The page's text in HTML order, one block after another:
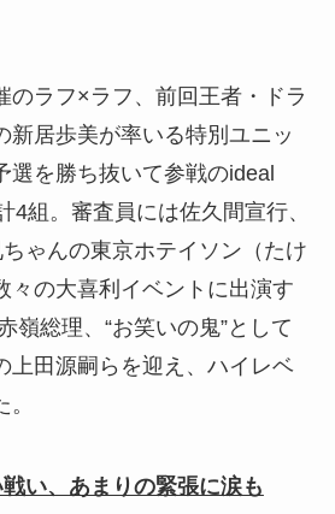
のラフ×ラフ、前回王者・ドラ
新居歩美が率いる特別ユニッ
選を勝ち抜いて参戦のideal
4組。審査員には佐久間宣行、
ゃんの東京ホテイソン（たけ
々の大喜利イベントに出演す
嶺総理、“お笑いの鬼”として
上田源嗣らを迎え、ハイレベ
い、あまりの緊張に涙も